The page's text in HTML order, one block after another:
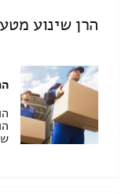
הרן שינוע